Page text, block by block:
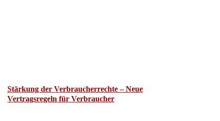
Stärkung der Verbraucherrechte – Neue
Vertragsregeln für Verbraucher